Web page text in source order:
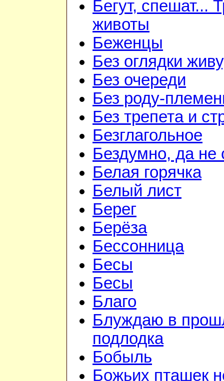
Бегут, спешат...
животы
Беженцы
Без оглядки
Без очереди
Без роду-
Без трепета и
Безглагольное
Бездумно, да не
Белая горячка
Белый лист
Берег
Берёза
Бессонница
Бесы
Бесы
Благо
Блуждаю в
подлодка
Бобыль
Божьих пташек